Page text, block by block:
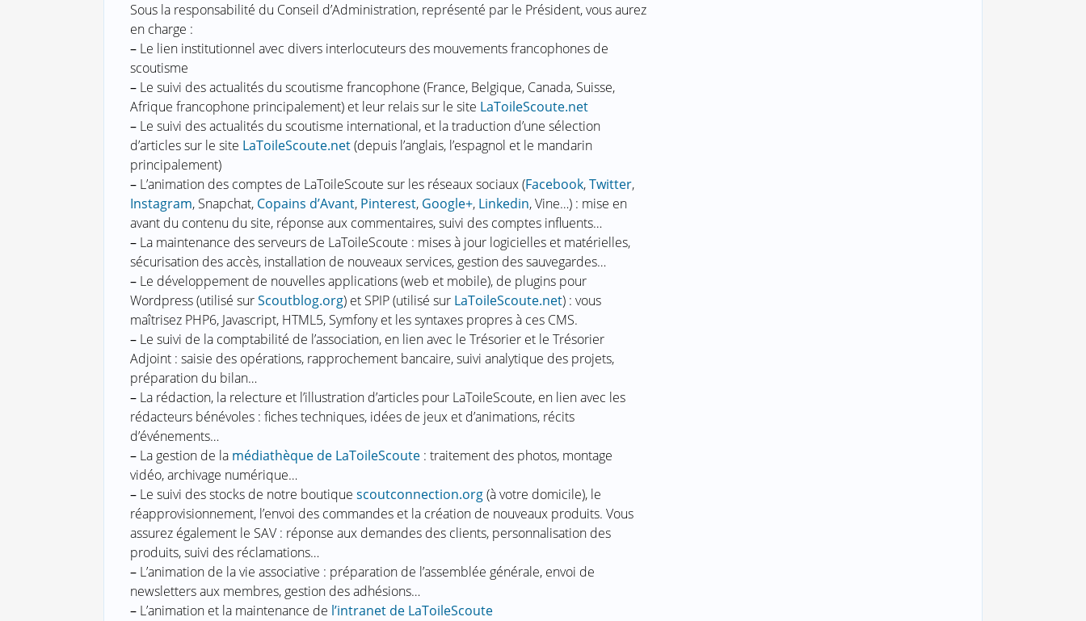
Sous la responsabilité du Conseil d’Administration, représenté par le Président, vous aurez
en charge :
–Le lien institutionnel avec divers interlocuteurs des mouvements francophones de
scoutisme
–Le suivi des actualités du scoutisme francophone (France, Belgique, Canada, Suisse,
Afrique francophone principalement) et leur relais sur le site LaToileScoute.net
–Le suivi des actualités du scoutisme international, et la traduction d’une sélection
d’articles sur le site LaToileScoute.net(depuis l’anglais, l’espagnol et le mandarin
principalement)
–L’animation des comptes de LaToileScoute sur les réseaux sociaux (Facebook,Twitter,
Instagram, Snapchat, Copains d’Avant, Pinterest, Google+, Linkedin, Vine…) : mise en
avant du contenu du site, réponse aux commentaires, suivi des comptes influents…
–La maintenance des serveurs de LaToileScoute : mises à jour logicielles et matérielles,
sécurisation des accès, installation de nouveaux services, gestion des sauvegardes…
–Le développement de nouvelles applications (web et mobile), de plugins pour
Wordpress (utilisé surScoutblog.org) et SPIP (utilisé sur LaToileScoute.net) : vous
maîtrisez PHP6, Javascript, HTML5, Symfony et les syntaxes propres à ces CMS.
–Le suivi de la comptabilité de l’association, en lien avec le Trésorier et le Trésorier
Adjoint : saisie des opérations, rapprochement bancaire, suivi analytique des projets,
préparation du bilan…
–La rédaction, la relecture et l’illustration d’articles pour LaToileScoute, en lien avec les
rédacteurs bénévoles : fiches techniques, idées de jeux et d’animations, récits
d’événements…
–La gestion de la médiathèque de LaToileScoute: traitement des photos, montage
vidéo, archivage numérique…
–Le suivi des stocks de notre boutique scoutconnection.org(à votre domicile), le
réapprovisionnement, l’envoi des commandes et la création de nouveaux produits. Vous
assurez également le SAV : réponse aux demandes des clients, personnalisation des
produits, suivi des réclamations…
–L’animation de la vie associative : préparation de l’assemblée générale, envoi de
newsletters aux membres, gestion des adhésions…
–L’animation et la maintenance de l’intranet de LaToileScoute